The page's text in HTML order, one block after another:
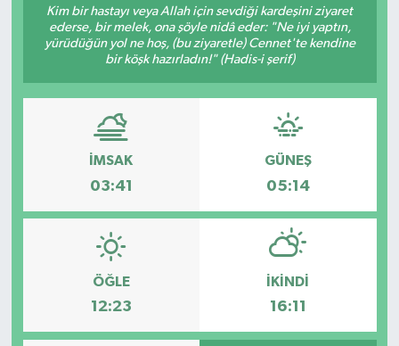
Kim bir hastayı veya Allah için sevdiği kardeşini ziyaret
ederse, bir melek, ona şöyle nidâ eder: "Ne iyi yaptın,
yürüdüğün yol ne hoş, (bu ziyaretle) Cennet'te kendine
bir köşk hazırladın!" (Hadis-i şerif)
İMSAK
03:41
GÜNEŞ
05:14
ÖĞLE
12:23
İKINDI
16:11